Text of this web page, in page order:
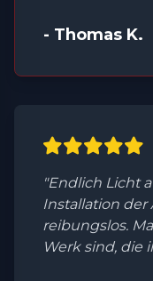
- Thomas K.
"Endlich Licht
Installation der
reibungslos.
Werk sind, die